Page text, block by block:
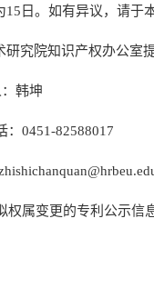
15日。如有异议，请于
究院知识产权办公室提
韩坤
0451-82588017
属变更的专利公示信